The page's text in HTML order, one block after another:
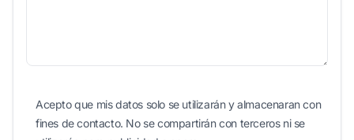
Acepto que mis datos solo se utilizarán y almacenaran con
fines de contacto. No se compartirán con terceros ni se